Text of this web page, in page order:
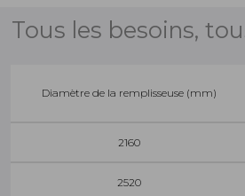
Tous les besoins,
Diamètre de la remplisseuse (mm)
2160
2520